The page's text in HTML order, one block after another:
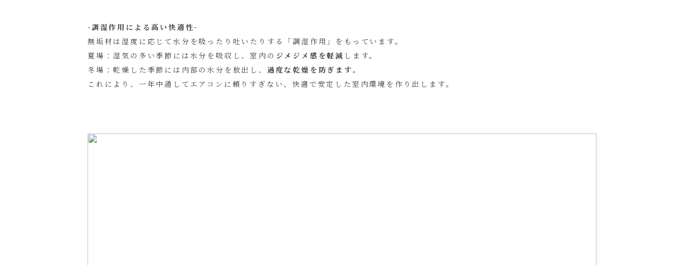
-調湿作用による高い快適性-
無垢材は湿度に応じて水分を吸ったり吐いたりする「調湿作用」をもっています。
夏場：湿気の多い季節には水分を吸収し、室内の ジメジメ感を軽減 します。
冬場：乾燥した季節には内部の水分を放出し、 過度な乾燥を防ぎます。
これにより、一年中通してエアコンに頼りすぎない、快適で安定した室内環境を作り出します。